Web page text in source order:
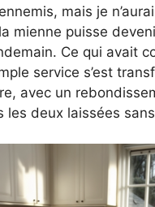
mais je
mienne puisse
Ce qui avait
service s’est
avec un
les deux laissées